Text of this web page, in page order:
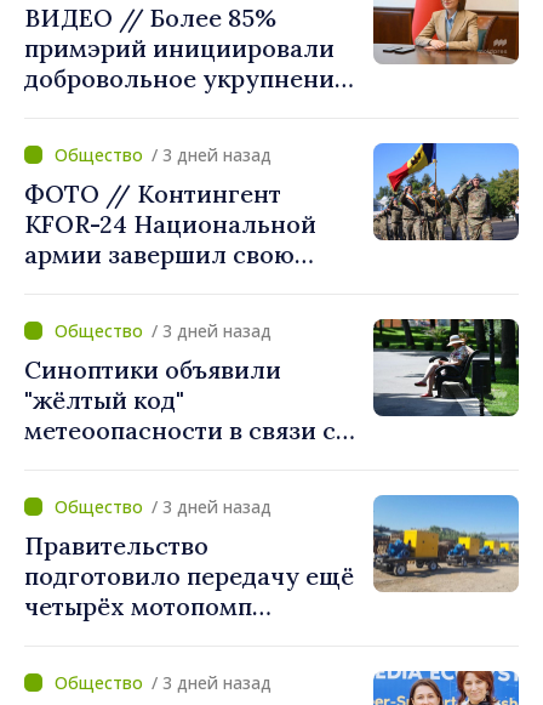
ВИДЕО // Более 85%
примэрий инициировали
добровольное укрупнение.
приветствует смелые
решения местных властей:
«Вы поставили интересы
людей на первое место»
/ 3 дней назад
ФОТО // Контингент
KFOR-24 Национальной
армии завершил свою
/ 3 дней назад
Синоптики объявили
"жёлтый код"
метеоопасности в связи с
поднимется до 36°C
/ 3 дней назад
Правительство
подготовило передачу ещё
четырёх мотопомп
предприятию «Apă Canal»
/ 3 дней назад